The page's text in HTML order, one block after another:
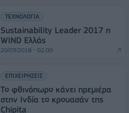
ΤΕΧΝΟΛΟΓΙΑ
Sustainability Leader 2017 η
WIND Ελλάς
20/03/2018 - 02:00
ΕΠΙΧΕΙΡΗΣΕΙΣ
Το φθινόπωρο κάνει πρεμιέρα
στην Ινδία το κρουασάν της
Chipita